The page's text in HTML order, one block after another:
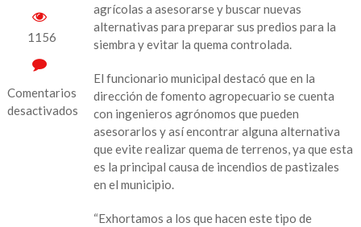
1156
Comentarios
desactivados
agrícolas a asesorarse y buscar nuevas
alternativas para preparar sus predios para la
siembra y evitar la quema controlada.
El funcionario municipal destacó que en la
dirección de fomento agropecuario se cuenta
con ingenieros agrónomos que pueden
asesorarlos y así encontrar alguna alternativa
que evite realizar quema de terrenos, ya que esta
es la principal causa de incendios de pastizales
en el municipio.
“Exhortamos a los que hacen este tipo de